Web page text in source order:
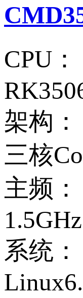
CPU：
架构：
三核
主频：
系统：